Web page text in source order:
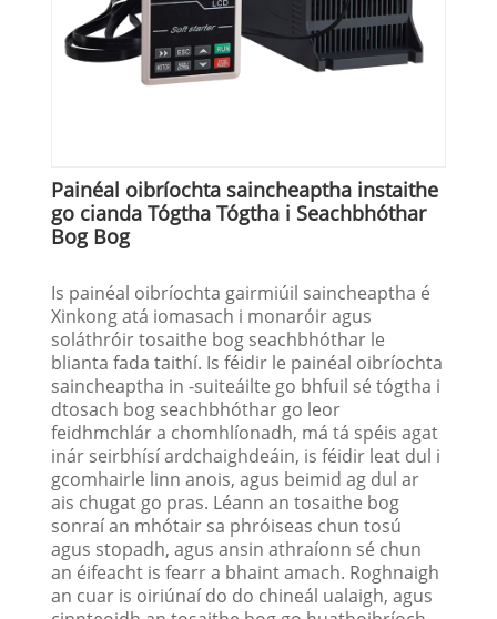
Painéal oibríochta saincheaptha instaithe
go cianda Tógtha Tógtha i Seachbhóthar
Bog Bog
Is painéal oibríochta gairmiúil saincheaptha é
Xinkong atá iomasach i monaróir agus
soláthróir tosaithe bog seachbhóthar le
blianta fada taithí. Is féidir le painéal oibríochta
saincheaptha in -suiteáilte go bhfuil sé tógtha i
dtosach bog seachbhóthar go leor
feidhmchlár a chomhlíonadh, má tá spéis agat
inár seirbhísí ardchaighdeáin, is féidir leat dul i
gcomhairle linn anois, agus beimid ag dul ar
ais chugat go pras. Léann an tosaithe bog
sonraí an mhótair sa phróiseas chun tosú
agus stopadh, agus ansin athraíonn sé chun
an éifeacht is fearr a bhaint amach. Roghnaigh
an cuar is oiriúnaí do do chineál ualaigh, agus